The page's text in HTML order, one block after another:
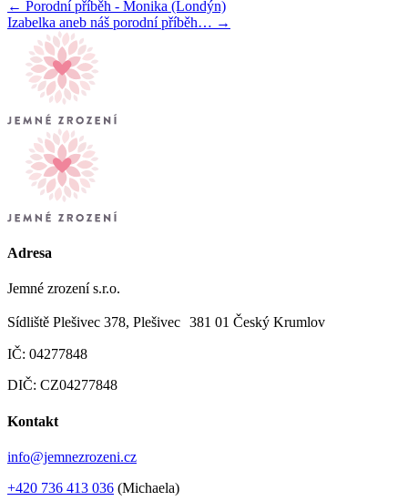
← Porodní příběh - Monika (Londýn)
Izabelka aneb náš porodní příběh… →
Adresa
Jemné zrození s.r.o.
Sídliště Plešivec 378, Plešivec 381 01 Český Krumlov
IČ: 04277848
DIČ: CZ04277848
Kontakt
info@jemnezrozeni.cz
+420 736 413 036 (Michaela)